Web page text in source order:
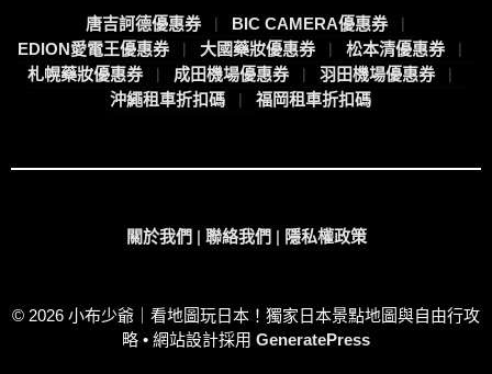
唐吉訶德優惠券
BIC CAMERA優惠券
EDION愛電王優惠券
大國藥妝優惠券
松本清優惠券
札幌藥妝優惠券
成田機場優惠券
羽田機場優惠券
沖繩租車折扣碼
福岡租車折扣碼
關於我們 | 聯絡我們 | 隱私權政策
© 2026 小布少爺｜看地圖玩日本！獨家日本景點地圖與自由行攻
略 • 網站設計採用 GeneratePress